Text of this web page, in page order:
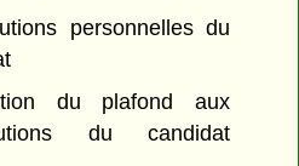
personnelles du
du plafond aux
du candidat